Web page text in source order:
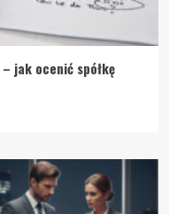
jak ocenić spółkę